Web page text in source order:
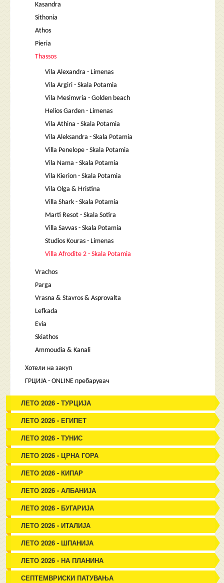
Kasandra
Sithonia
Athos
Pieria
Thassos
Vila Alexandra - Limenas
Vila Argiri - Skala Potamia
Vila Mesimvria - Golden beach
Helios Garden - Limenas
Vila Athina - Skala Potamia
Vila Aleksandra - Skala Potamia
Villa Penelope - Skala Potamia
Vila Nama - Skala Potamia
Vila Kierion - Skala Potamia
Vila Olga & Hristina
Villa Shark - Skala Potamia
Marti Resot - Skala Sotira
Villa Savvas - Skala Potamia
Studios Kouras - Limenas
Villa Afrodite 2 - Skala Potamia
Vrachos
Parga
Vrasna & Stavros & Asprovalta
Lefkada
Evia
Skiathos
Ammoudia & Kanali
Хотели на закуп
ГРЦИЈА - ONLINE пребарувач
ЛЕТО 2026 - ТУРЦИЈА
ЛЕТО 2026 - ЕГИПЕТ
ЛЕТО 2026 - ТУНИС
ЛЕТО 2026 - ЦРНА ГОРА
ЛЕТО 2026 - КИПАР
ЛЕТО 2026 - АЛБАНИЈА
ЛЕТО 2026 - БУГАРИЈА
ЛЕТО 2026 - ИТАЛИЈА
ЛЕТО 2026 - ШПАНИЈА
ЛЕТО 2026 - НА ПЛАНИНА
СЕПТЕМВРИСКИ ПАТУВАЊА